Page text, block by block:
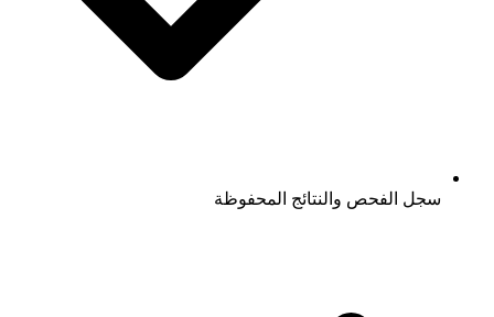
سجل الفحص والنتائج المحفوظة